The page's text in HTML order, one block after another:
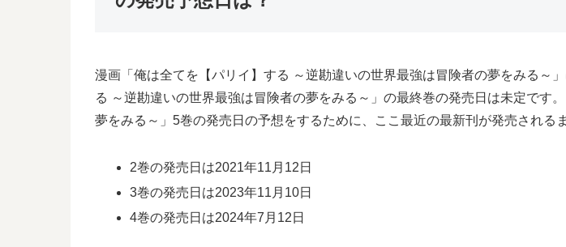
漫画「俺は全てを【パリイ】する ～逆勘違いの世界最強は冒険者の夢をみる～
る ～逆勘違いの世界最強は冒険者の夢をみる～」の最終巻の発売日は未定です
夢をみる～」5巻の発売日の予想をするために、ここ最近の最新刊が発売される
2巻の発売日は2021年11月12日
3巻の発売日は2023年11月10日
4巻の発売日は2024年7月12日